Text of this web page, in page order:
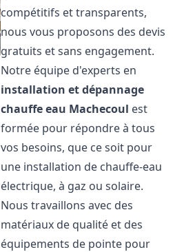
compétitifs et transparents,
nous vous proposons des devis
gratuits et sans engagement.
Notre équipe d'experts en
installation et dépannage
chauffe eau Machecoul est
formée pour répondre à tous
vos besoins, que ce soit pour
une installation de chauffe-eau
électrique, à gaz ou solaire.
Nous travaillons avec des
matériaux de qualité et des
équipements de pointe pour